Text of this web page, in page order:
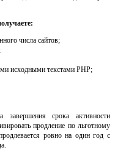
числа сайтов;
исходными текстами PHP;
срока активности
продление по льготному
ровно на один год с